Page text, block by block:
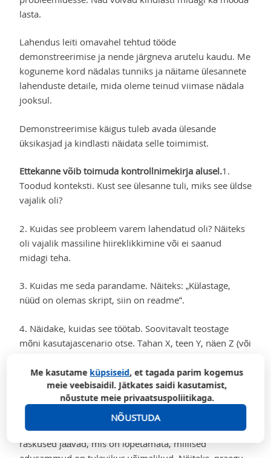
lasta.
Lahendus leiti omavahel tehtud tööde
demonstreerimise ja nende järgneva arutelu kaudu. Me
koguneme kord nädalas tunniks ja näitame ülesannete
lahenduste detaile, mida oleme teinud viimase nädala
jooksul.
Demonstreerimise käigus tuleb avada ülesande
üksikasjad ja kindlasti näidata selle toimimist.
Ettekanne võib toimuda kontrollnimekirja alusel.1.
Toodud konteksti. Kust see ülesanne tuli, miks see üldse
vajalik oli?
2. Kuidas see probleem varem lahendatud oli? Näiteks
oli vajalik massiline hiireklikkimine või ei saanud
midagi teha.
3. Kuidas me seda parandame. Näiteks: „Külastage,
nüüd on olemas skript, siin on readme“.
4. Näidake, kuidas see töötab. Soovitavalt teostage
mõni kasutajascenario otse. Tahan X, teen Y, näen Z (või
OK. Kui tegevus kestab kaua, valmistage see ette
eelnevalt, et hiljem näidata. Soovitav on, et tund aega
enne demot eriti ei katki läheks, kui see on õrn.
5. Selgitage, kui edukalt probleem lahendati, millised
raskused jäävad, mis on lõpetamata, millised
Me kasutame küpsiseid, et tagada parim kogemus
meie veebisaidil. Jätkates saidi kasutamist,
nõustute meie privaatsuspoliitikaga.
NÕUSTUDA